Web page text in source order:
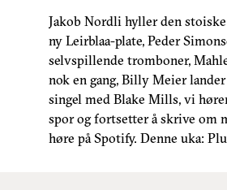
Jakob Nordli hyller den
ny Leirblaa-plate, Peder
selvspillende tromboner,
nok en gang, Billy Meier
singel med Blake Mills, vi
spor og fortsetter å skrive om
høre på Spotify. Denne uka: